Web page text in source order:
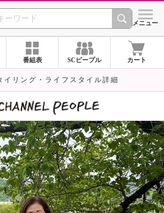
CHANNEL シメニュー
番組表 SCピープル カート
イリング・ライフスタイル詳細